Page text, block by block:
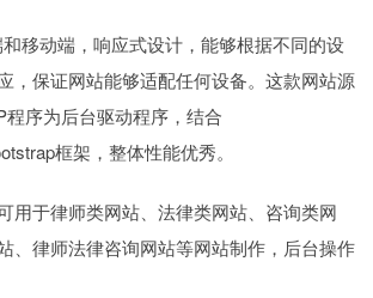
移动端，响应式设计，能够根据不同的设
，保证网站能够适配任何设备。这款网站源
序为后台驱动程序，结合
框架，整体性能优秀。
用于律师类网站、法律类网站、咨询类网
、律师法律咨询网站等网站制作，后台操作